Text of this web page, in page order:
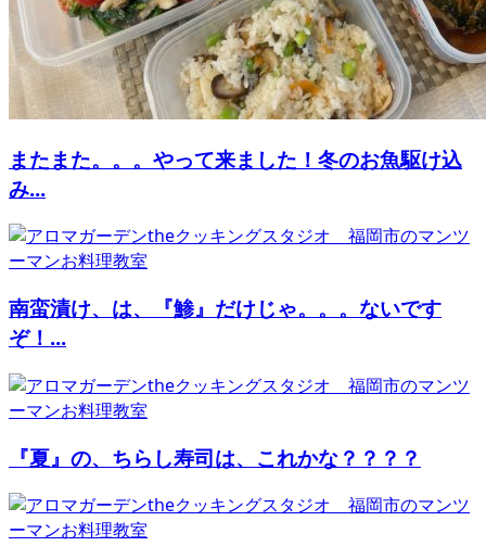
またまた。。。やって来ました！冬のお魚駆け込
み...
南蛮漬け、は、『鯵』だけじゃ。。。ないです
ぞ！...
『夏』の、ちらし寿司は、これかな？？？？